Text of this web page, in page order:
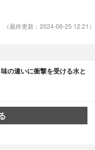
（最終更新：2024-06-25 12:21）
の違いに衝撃を受ける水と